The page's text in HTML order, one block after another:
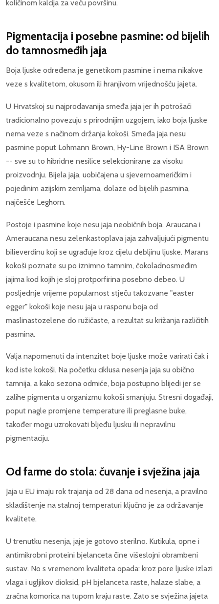
količinom kalcija za veću površinu.
Pigmentacija i posebne pasmine: od bijelih
do tamnosmeđih jaja
Boja ljuske određena je genetikom pasmine i nema nikakve
veze s kvalitetom, okusom ili hranjivom vrijednošću jajeta.
U Hrvatskoj su najprodavanija smeđa jaja jer ih potrošači
tradicionalno povezuju s prirodnijim uzgojem, iako boja ljuske
nema veze s načinom držanja kokoši. Smeđa jaja nesu
pasmine poput Lohmann Brown, Hy-Line Brown i ISA Brown
-- sve su to hibridne nesilice selekcionirane za visoku
proizvodnju. Bijela jaja, uobičajena u sjevernoameričkim i
pojedinim azijskim zemljama, dolaze od bijelih pasmina,
najčešće Leghorn.
Postoje i pasmine koje nesu jaja neobičnih boja. Araucana i
Ameraucana nesu zelenkastoplava jaja zahvaljujući pigmentu
bilieverdinu koji se ugrađuje kroz cijelu debljinu ljuske. Marans
kokoši poznate su po iznimno tamnim, čokoladnosmeđim
jajima kod kojih je sloj protporfirina posebno debeo. U
posljednje vrijeme popularnost stječu takozvane "easter
egger" kokoši koje nesu jaja u rasponu boja od
maslinastozelene do ružičaste, a rezultat su križanja različitih
pasmina.
Valja napomenuti da intenzitet boje ljuske može varirati čak i
kod iste kokoši. Na početku ciklusa nesenja jaja su obično
tamnija, a kako sezona odmiče, boja postupno blijedi jer se
zalihe pigmenta u organizmu kokoši smanjuju. Stresni događaji,
poput nagle promjene temperature ili preglasne buke,
također mogu uzrokovati bljeđu ljusku ili nepravilnu
pigmentaciju.
Od farme do stola: čuvanje i svježina jaja
Jaja u EU imaju rok trajanja od 28 dana od nesenja, a pravilno
skladištenje na stalnoj temperaturi ključno je za održavanje
kvalitete.
U trenutku nesenja, jaje je gotovo sterilno. Kutikula, opne i
antimikrobni proteini bjelanceta čine višeslojni obrambeni
sustav. No s vremenom kvaliteta opada: kroz pore ljuske izlazi
vlaga i ugljikov dioksid, pH bjelanceta raste, halaze slabe, a
zračna komorica na tupom kraju raste. Zato se svježina jajeta